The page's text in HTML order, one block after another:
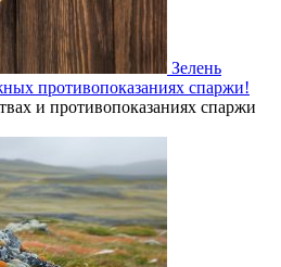
Зелень
противопоказаниях спаржи!
и противопоказаниях спаржи